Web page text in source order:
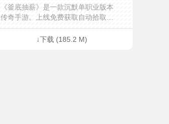
《釜底抽薪》是一款沉默单职业版本
传奇手游。上线免费获取自动拾取、
自动回收、切割宝珠、四大神印，助
力提升轻松开荒。游戏内融合流派大
↓下载 (185.2 M)